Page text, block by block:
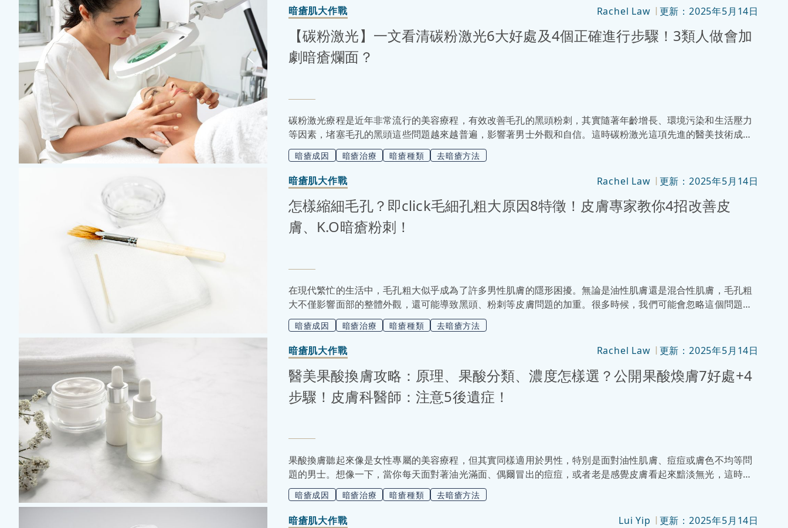
暗瘡肌大作戰 Rachel Law | 更新：2025年5月14日
【碳粉激光】一文看清碳粉激光6大好處及4個正確進行步驟！3類人做會加
劇暗瘡爛面？
碳粉激光療程是近年非常流行的美容療程，有效改善毛孔的黑頭粉刺，其實隨著年齡增長、環境污染和生活壓力
等因素，堵塞毛孔的黑頭這些問題越來越普遍，影響著男士外觀和自信。這時碳粉激光這項先進的醫美技術成為
了許多人解決皮膚困擾的新選擇。接下來小編會在這篇文章中，深入介紹碳粉激光的原理、功效、適用人群及注
意事項，讓你更了解這項療程，如果正在考慮是否要進行碳粉激光療程的話，就千萬不要錯過啦！
暗瘡成因 暗瘡治療 暗瘡種類 去暗瘡方法
暗瘡肌大作戰 Rachel Law | 更新：2025年5月14日
怎樣縮細毛孔？即click毛細孔粗大原因8特徵！皮膚專家教你4招改善皮
膚、K.O暗瘡粉刺！
在現代繁忙的生活中，毛孔粗大似乎成為了許多男性肌膚的隱形困擾。無論是油性肌膚還是混合性肌膚，毛孔粗
大不僅影響面部的整體外觀，還可能導致黑頭、粉刺等皮膚問題的加重。很多時候，我們可能會忽略這個問題，
直到鏡中看到那不太完美的皮膚質地才開始覺得困擾。其實，毛孔粗大的原因有很多，從基因、油脂分泌過多，
到外部環境的污染，再到日常護膚的不當，都可能是造成毛孔粗大的元兇！想知道怎樣才可以還原男神的白滑皮
膚，以下這篇文章會教大家深入了解毛孔粗大的原因、如何有效預防和改善，千萬別錯過，接著看下去吧！
暗瘡成因 暗瘡治療 暗瘡種類 去暗瘡方法
暗瘡肌大作戰 Rachel Law 更新：2025年5月14日
醫美果酸換膚攻略：原理、果酸分類、濃度怎樣選？公開果酸煥膚7好處+4
步驟！皮膚科醫師：注意5後遺症！
果酸換膚聽起來像是女性專屬的美容療程，但其實同樣適用於男性，特別是面對油性肌膚、痘痘或膚色不均等問
題的男士。想像一下，當你每天面對著油光滿面、偶爾冒出的痘痘，或者老是感覺皮膚看起來黯淡無光，這時候
醫美果酸換膚就成為了一個超有效的解決方案！不過果酸換膚實際有甚麼好處，又是否人人都適合進行？如果是
正在考慮進行果酸煥膚，千萬不要錯過以下文章，會跟大家講解果酸換膚的原理、療程、功效以及需要注意的事
項，讓你輕鬆擁有明亮健康的肌膚！
暗瘡成因 暗瘡治療 暗瘡種類 去暗瘡方法
暗瘡肌大作戰 Lui Yip | 更新：2025年5月14日